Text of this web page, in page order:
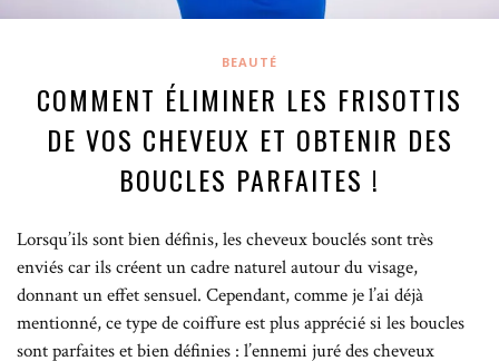
BEAUTÉ
COMMENT ÉLIMINER LES FRISOTTIS
DE VOS CHEVEUX ET OBTENIR DES
BOUCLES PARFAITES !
Lorsqu’ils sont bien définis, les cheveux bouclés sont très
enviés car ils créent un cadre naturel autour du visage,
donnant un effet sensuel. Cependant, comme je l’ai déjà
mentionné, ce type de coiffure est plus apprécié si les boucles
sont parfaites et bien définies : l’ennemi juré des cheveux